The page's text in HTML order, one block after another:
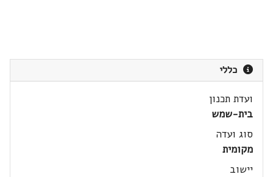
כללי
ועדת תכנון
בית-שמש
סוג ועדה
מקומית
יישוב